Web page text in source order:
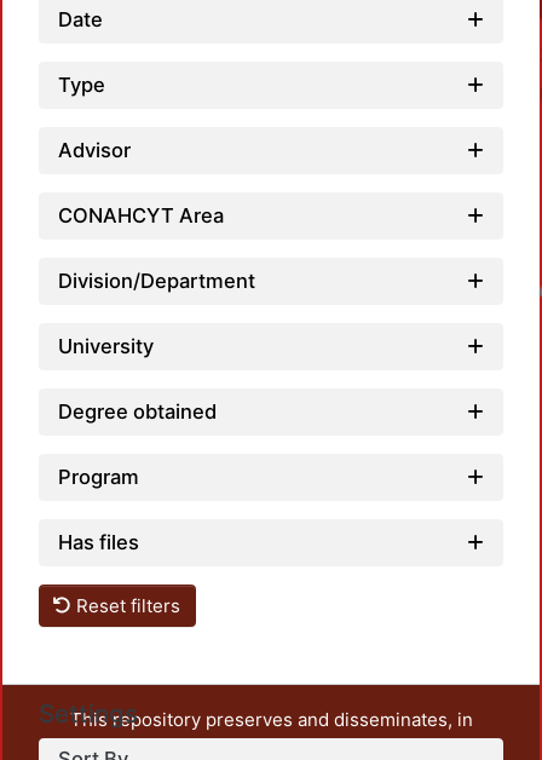
Date
Type
Advisor
CONAHCYT Area
Division/Department
University
Degree obtained
Program
Has files
Reset filters
Settings
This repository preserves and disseminates, in
unrestricted open access, the teaching and research